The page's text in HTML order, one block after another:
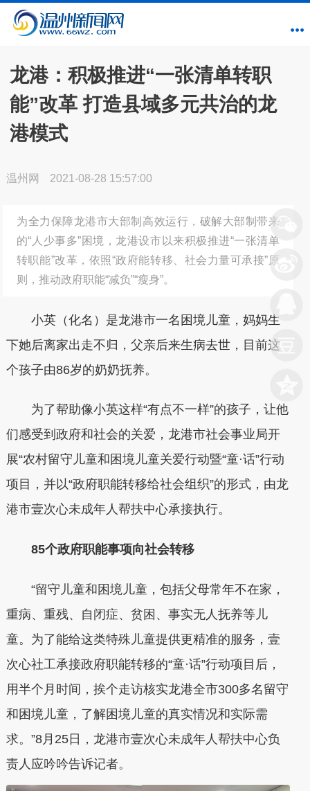
龙港：积极推进“一张清单转职
能”改革 打造县域多元共治的龙
港模式
温州网 2021-08-28 15:57:00
为全力保障龙港市大部制高效运行，破解大部制带来
的“人少事多”困境，龙港设市以来积极推进“一张清单
转职能”改革，依照“政府能转移、社会力量可承接”原
则，推动政府职能“减负”“瘦身”。
小英（化名）是龙港市一名困境儿童，妈妈生
下她后离家出走不归，父亲后来生病去世，目前这
个孩子由86岁的奶奶抚养。
为了帮助像小英这样“有点不一样”的孩子，让他
们感受到政府和社会的关爱，龙港市社会事业局开
展“农村留守儿童和困境儿童关爱行动暨“童·话”行动
项目，并以“政府职能转移给社会组织”的形式，由龙
港市壹次心未成年人帮扶中心承接执行。
85个政府职能事项向社会转移
“留守儿童和困境儿童，包括父母常年不在家，
重病、重残、自闭症、贫困、事实无人抚养等儿
童。为了能给这类特殊儿童提供更精准的服务，壹
次心社工承接政府职能转移的“童·话”行动项目后，
用半个月时间，挨个走访核实龙港全市300多名留守
和困境儿童，了解困境儿童的真实情况和实际需
求。”8月25日，龙港市壹次心未成年人帮扶中心负
责人应吟吟告诉记者。